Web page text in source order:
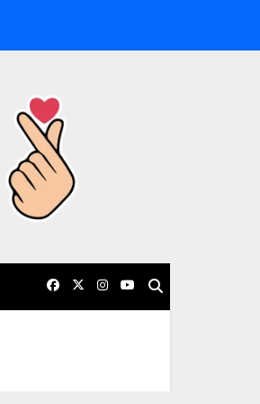
por nueva categoría asiática